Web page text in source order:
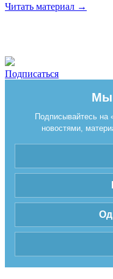
Читать материал →
Подписаться
Мы
Подписывайтесь на
новостями,